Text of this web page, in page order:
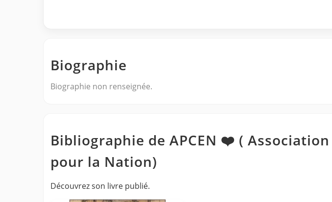
Biographie
Biographie non renseignée.
Bibliographie de APCEN ❤️ (
pour la Nation)
Découvrez son livre publié.